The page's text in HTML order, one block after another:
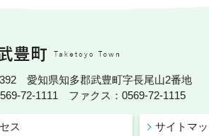
愛知県知多郡武豊町字長尾山2番地
72-1111 ファクス：0569-72-1115
ス サイトマ